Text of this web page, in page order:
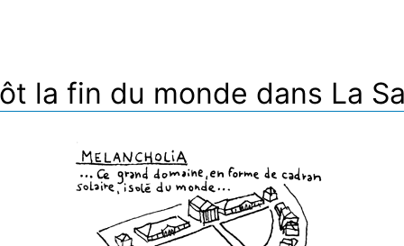
la fin du monde dans La